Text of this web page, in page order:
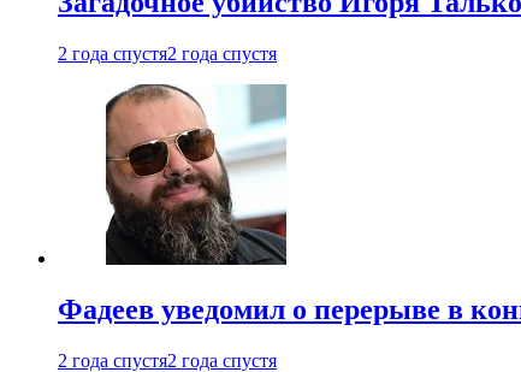
2 года спустя2 года спустя
Фадеев уведомил о перерыве в
2 года спустя2 года спустя